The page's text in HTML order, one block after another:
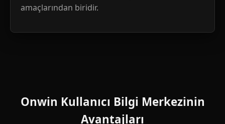
amaçlarından biridir.
Onwin Kullanıcı Bilgi Merkezinin
Avantajları